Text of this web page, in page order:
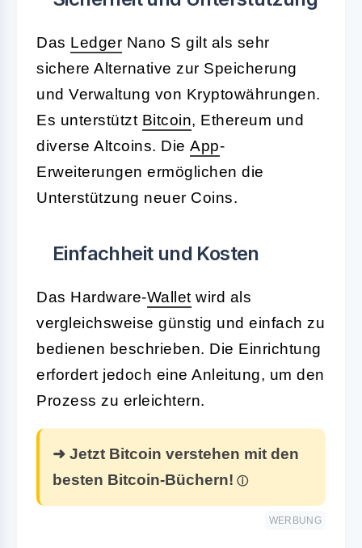
Das Ledger Nano S gilt als sehr
sichere Alternative zur Speicherung
und Verwaltung von Kryptowährungen.
Es unterstützt Bitcoin, Ethereum und
diverse Altcoins. Die App-
Erweiterungen ermöglichen die
Unterstützung neuer Coins.
Einfachheit und Kosten
Das Hardware-Wallet wird als
vergleichsweise günstig und einfach zu
bedienen beschrieben. Die Einrichtung
erfordert jedoch eine Anleitung, um den
Prozess zu erleichtern.
➜ Jetzt Bitcoin verstehen mit den
besten Bitcoin-Büchern!
WERBUNG